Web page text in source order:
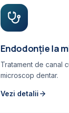
Endodonție la
Tratament de canal
microscop dentar.
Vezi detalii